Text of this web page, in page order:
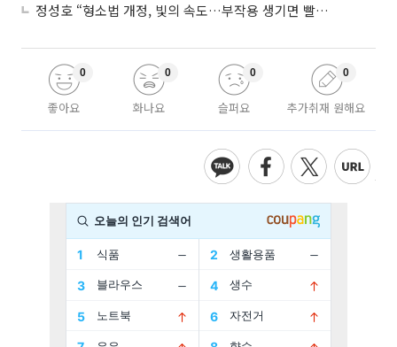
정성호 “형소법 개정, 빛의 속도…부작용 생기면 빨리 고쳐야”
좋아요
0
화나요
0
슬퍼요
0
추가취재 원해요
0